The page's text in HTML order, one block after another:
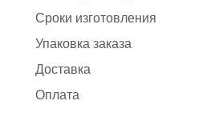
Сроки изготовления
Упаковка заказа
Доставка
Оплата